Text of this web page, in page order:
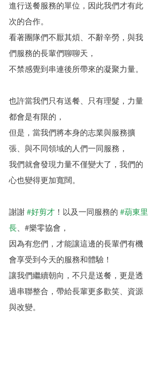
進行送餐服務的單位，因此我們才有此
次的合作。
看著團隊們不厭其煩、不辭辛勞，與我
們服務的長輩們聊聊天，
不禁感覺到串連後所帶來的凝聚力量。
也許當我們只有送餐、只有理髮，力量
都會是有限的，
但是，當我們將本身的志業與服務擴
張、與不同領域的人們一同服務，
我們就會發現力量不僅變大了，我們的
心也變得更加寬闊。
謝謝 #好剪才 ！以及一同服務的 #葫東里
長、#樂零協會，
因為有您們，才能讓這邊的長輩們有機
會享受到今天的服務和體驗！
讓我們繼續朝向，不只是送餐，更是透
過串聯整合，帶給長輩更多歡笑、資源
與改變。